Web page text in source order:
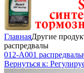
ГлавнаяДругие
распредвалы
012-A001 распредвалы
Вернуться к: